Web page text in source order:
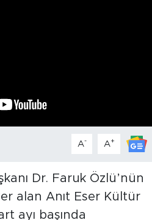
A- A+
Dr. Faruk Özlü’nün
alan Anıt Eser Kültür
ayı başında